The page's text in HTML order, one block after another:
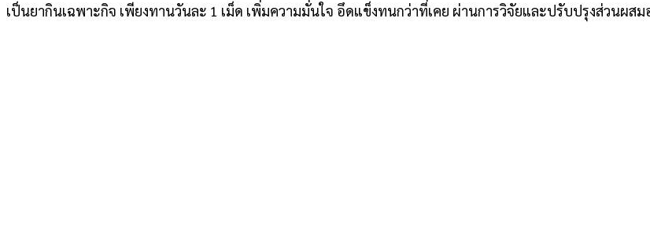
เป็นยากินเฉพาะกิจ เพียงทานวันละ 1 เม็ด เพิ่มความมั่นใจ อึดแข็งทนกว่าที่เคย ผ่านการวิจัยและปรับปรุงส่วนผส